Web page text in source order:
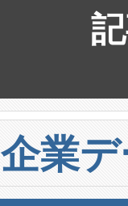
企業